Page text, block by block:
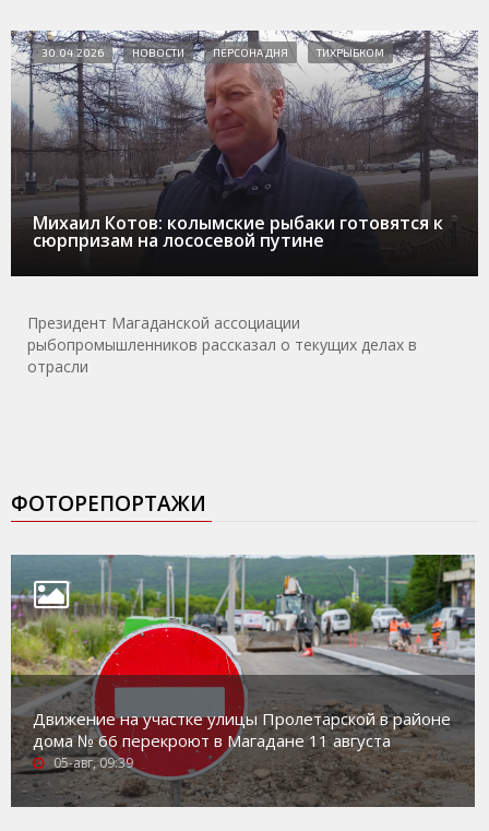
Михаил Котов: колымские рыбаки готовятся к
сюрпризам на лососевой путине
30.04.2026 НОВОСТИ ПЕРСОНА ДНЯ ТИХРЫБКОМ
Президент Магаданской ассоциации
рыбопромышленников рассказал о текущих делах в
отрасли
ФОТОРЕПОРТАЖИ
Движение на участке улицы Пролетарской в районе
дома № 66 перекроют в Магадане 11 августа
05-авг, 09:39